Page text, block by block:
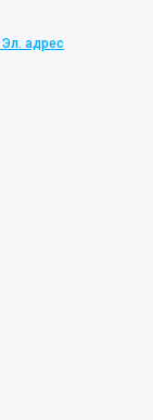
Эл. адрес